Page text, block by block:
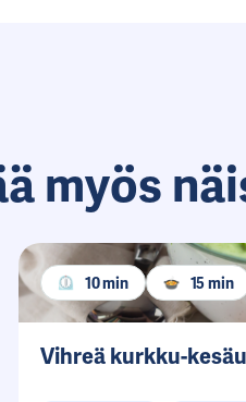
myös
10 min 15 min
Vihreä kurkku-